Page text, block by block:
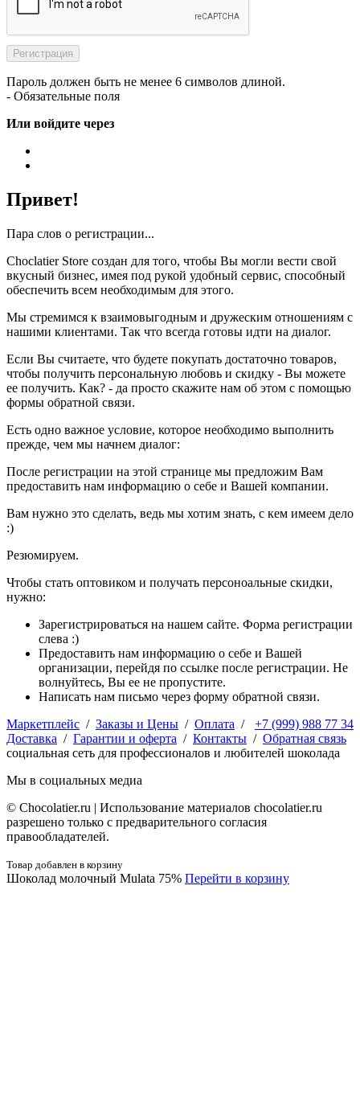
Пароль должен быть не менее 6 символов длиной.
- Обязательные поля
Или войдите через
Привет!
Пара слов о регистрации...
Choclatier Store создан для того, чтобы Вы могли вести свой
вкусный бизнес, имея под рукой удобный сервис, способный
обеспечить всем необходимым для этого.
Мы стремимся к взаимовыгодным и дружеским отношениям с
нашими клиентами. Так что всегда готовы идти на диалог.
Если Вы считаете, что будете покупать достаточно товаров,
чтобы получить персональную любовь и скидку - Вы можете
ее получить. Как? - да просто скажите нам об этом с помощью
формы обратной связи.
Есть одно важное условие, которое необходимо выполнить
прежде, чем мы начнем диалог:
После регистрации на этой странице мы предложим Вам
предоставить нам информацию о себе и Вашей компании.
Вам нужно это сделать, ведь мы хотим знать, с кем имеем дело
:)
Резюмируем.
Чтобы стать оптовиком и получать персоноальные скидки,
нужно:
Зарегистрироваться на нашем сайте. Форма регистрации
слева :)
Предоставить нам информацию о себе и Вашей
организации, перейдя по ссылке после регистрации. Не
волнуйтесь, Вы ее не пропустите.
Написать нам письмо через форму обратной связи.
+7 (999) 988 77 34
Маркетплейс / Заказы и Цены / Оплата /
Доставка / Гарантии и оферта / Контакты / Обратная связь
социальная сеть для профессионалов и любителей шоколада
Мы в социальных медиа
© Сhocolatier.ru | Использование материалов chocolatier.ru
разрешено только с предварительного согласия
правообладателей.
Товар добавлен в корзину
Шоколад молочный Mulata 75% Перейти в корзину